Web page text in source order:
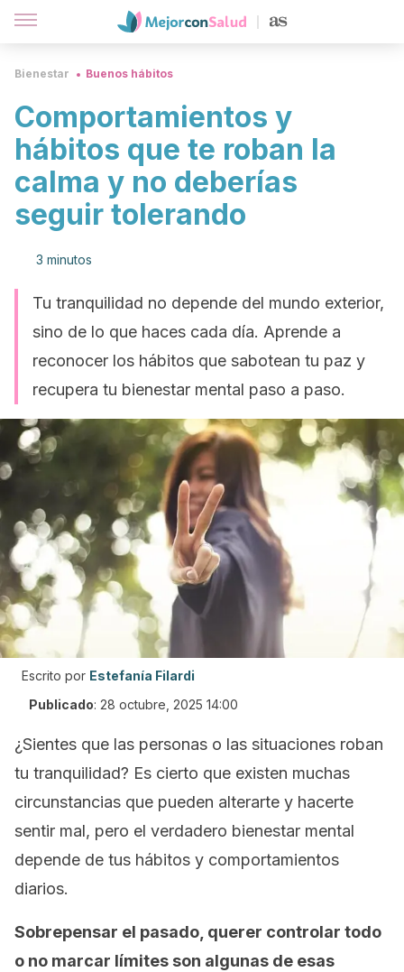
Bienestar Buenos hábitos
Comportamientos y
hábitos que te roban la
calma y no deberías
seguir tolerando
3 minutos
Tu tranquilidad no depende del mundo exterior,
sino de lo que haces cada día. Aprende a
reconocer los hábitos que sabotean tu paz y
recupera tu bienestar mental paso a paso.
Escrito por Estefanía Filardi
Publicado: 28 octubre, 2025 14:00
¿Sientes que las personas o las situaciones roban
tu tranquilidad? Es cierto que existen muchas
circunstancias que pueden alterarte y hacerte
sentir mal, pero el verdadero bienestar mental
depende de tus hábitos y comportamientos
diarios.
Sobrepensar el pasado, querer controlar todo
o no marcar límites son algunas de esas